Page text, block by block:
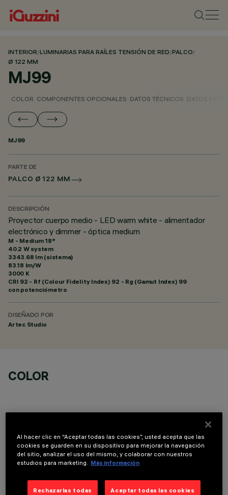
INTERIOR/LUMINARIAS PARA RAÍLES TENSIÓN DE RED/PALCO/
Ø 122 MM
MJ99
COLOR COMPONENTES OPCIONALES DATOS TÉCNICOS DATOS
MJ99
PARTE DE
PALCO Ø 122 MM
DESCRIPCIÓN
Proyector cuerpo medio - LED warm white - alimentador
electrónico y dimmer - óptica medium
M - Medium 18°
40.2 W system
3343.68 lm (sistema)
83.18 lm/W
3000 K
CRI 92 - Rf (Colour Fidelity Index) 92 - Rg (Gamut Index) 99
con potenciómetro
DISEÑADO POR
Artec Studio
COLOR
COMPONENTES OPCIONALES
Al hacer clic en “Aceptar todas las cookies”, usted acepta que las
cookies se guarden en su dispositivo para mejorar la navegación
del sitio, analizar el uso del mismo, y colaborar con nuestros
estudios para marketing. Más información
Rechazarlas todas Aceptar todas las cookies